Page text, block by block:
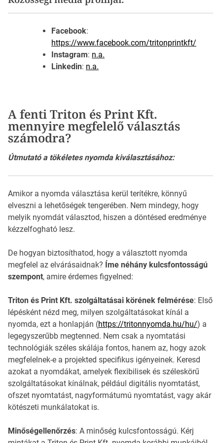
Facebook:
https://www.facebook.com/tritonprintkft/
Instagram: n.a.
Linkedin: n.a.
A fenti Triton és Print Kft.
mennyire megfelelő választás
számodra?
Útmutató a tökéletes nyomda kiválasztásához:
Amikor a nyomda választása kerül terítékre, könnyű
elveszni a lehetőségek tengerében. Nem mindegy, hogy
melyik nyomdát választod, hiszen a döntésed eredménye
kézzelfogható lesz.
De hogyan biztosíthatod, hogy a választott nyomda
megfelel az elvárásaidnak? Íme néhány kulcsfontosságú
szempont, amire érdemes figyelned:
Triton és Print Kft. szolgáltatásai körének felmérése: Első
lépésként nézd meg, milyen szolgáltatásokat kínál a
nyomda, ezt a honlapján (https://tritonnyomda.hu/hu/) a
legegyszerűbb megtenned. Nem csak a nyomtatási
technológiák széles skálája fontos, hanem az, hogy azok
megfelelnek-e a projekted specifikus igényeinek. Keresd
azokat a nyomdákat, amelyek flexibilisek és széleskörű
szolgáltatásokat kínálnak, például digitális nyomtatást,
ofszet nyomtatást, nagyformátumú nyomtatást, vagy akár
kötészeti munkálatokat is.
Minőségellenőrzés: A minőség kulcsfontosságú. Kérj